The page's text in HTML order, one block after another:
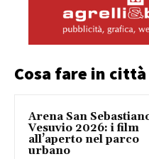
Cosa fare in città
Arena San
Vesuvio 2026: i film
all’aperto nel parco
urbano